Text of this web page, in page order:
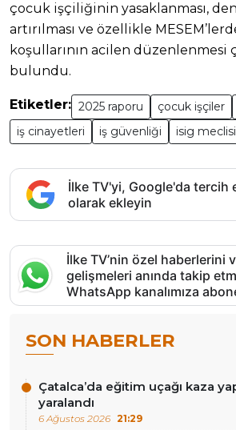
çocuk işçiliğinin yasaklanması,
artırılması ve özellikle
koşullarının acilen düzenlenmesi
bulundu.
Etiketler: 2025 raporu çocuk işçiler
iş cinayetleri
iş güvenliği isig meclisi
İlke TV'yi, Google'da tercih
olarak ekleyin
İlke TV’nin özel haberlerini
gelişmeleri anında takip
WhatsApp kanalımıza
SON HABERLER
Çatalca’da eğitim uçağı kaza
yaralandı
6 Ağustos 2026 21:29